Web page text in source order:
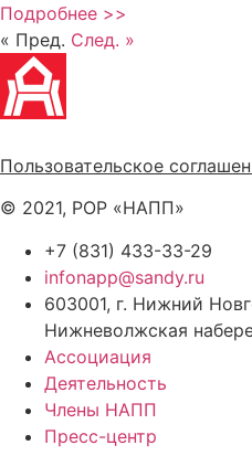
Подробнее >>
« Пред. След. »
Пользовательское
© 2021, РОР «НАПП»
+7 (831) 433-33-29
infonapp@sandy.ru
603001, г. Нижний
Нижневолжская
Ассоциация
Деятельность
Члены НАПП
Пресс-центр